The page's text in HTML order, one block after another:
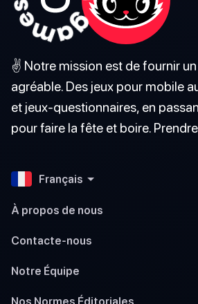
✌️ Notre mission est de fournir
agréable. Des jeux pour mobile
et jeux-questionnaires, en
pour faire la fête et boire.
Français
À propos de nous
Contacte-nous
Notre Équipe
Nos Normes Éditoriales